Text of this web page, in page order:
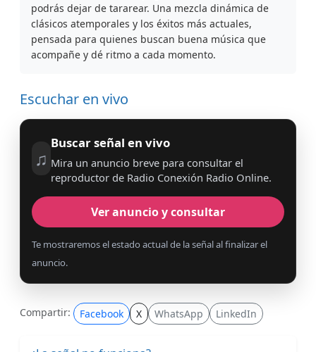
podrás dejar de tararear. Una mezcla dinámica de
clásicos atemporales y los éxitos más actuales,
pensada para quienes buscan buena música que
acompañe y dé ritmo a cada momento.
Escuchar en vivo
♫
Buscar señal en vivo
Mira un anuncio breve para consultar el
reproductor de Radio Conexión Radio Online.
Ver anuncio y consultar
Te mostraremos el estado actual de la señal al finalizar el
anuncio.
Compartir: Facebook X WhatsApp LinkedIn